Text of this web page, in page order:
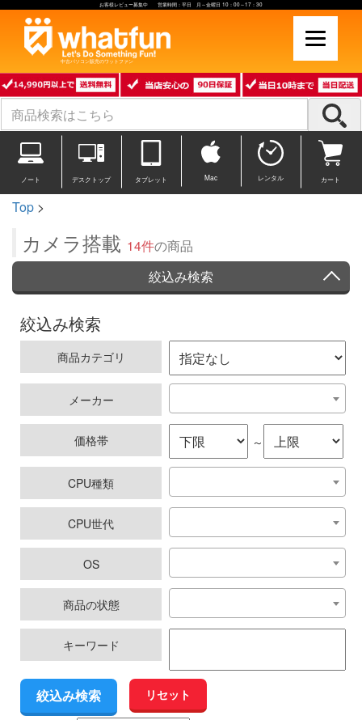
お客様レビュー募集中 営業時間：平日 月～金曜日 10：00～17：30
中古パソコン販売のワットファン
ノート デスクトップ タブレット Mac レンタル カート
Top >
カメラ搭載 14件の商品
絞込み検索
絞込み検索
商品カテゴリ
メーカー
価格帯 ～
CPU種類
CPU世代
OS
商品の状態
キーワード
リセット